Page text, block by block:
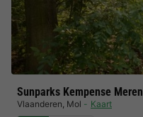
Sunparks Kempense Meren
Vlaanderen, Mol Kaart